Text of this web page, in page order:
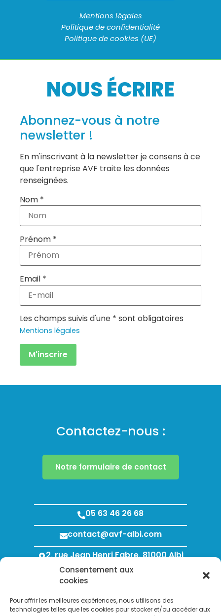
Consentement aux
cookies
Pour offrir les meilleures expériences, nous utilisons des
technologies telles que les cookies pour stocker et/ou accéder aux
Mentions légales
Politique de confidentialité
Politique de cookies (UE)
NOUS ÉCRIRE
Abonnez-vous à notre
newsletter !
En m'inscrivant à la newsletter je consens à ce
que l'entreprise AVF traite les données
renseignées.
Nom *
Prénom *
Email *
Les champs suivis d'une * sont obligatoires
Mentions légales
Contactez-nous :
Notre formulaire de contact
05 63 46 26 68
contact@avf-albi.com
2, rue Jean Henri Fabre, 81000 Albi
Lundi au Jeudi : 8h00 - 12h00 / 13h30 - 18h00
Vendredi : 8h00 - 12h00 / 13h30 - 17h00